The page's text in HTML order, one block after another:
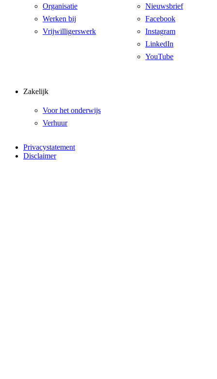
Organisatie
Werken bij
Vrijwilligerswerk
Nieuwsbrief
Facebook
Instagram
LinkedIn
YouTube
Zakelijk
Voor het onderwijs
Verhuur
Privacystatement
Disclaimer